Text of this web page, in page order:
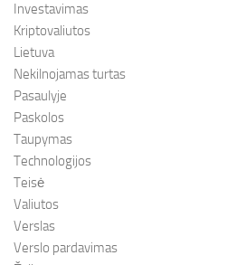
Investavimas
Kriptovaliutos
Lietuva
Nekilnojamas turtas
Pasaulyje
Paskolos
Taupymas
Technologijos
Teisė
Valiutos
Verslas
Verslo pardavimas